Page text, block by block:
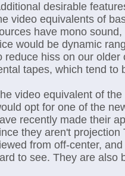
desirable
video equivalents of
have mono
would be dynamic
reduce hiss on our
tapes, which tend to
video equivalent of
opt for one of the
recently made their
they aren't
from off-center,
to see. They are also